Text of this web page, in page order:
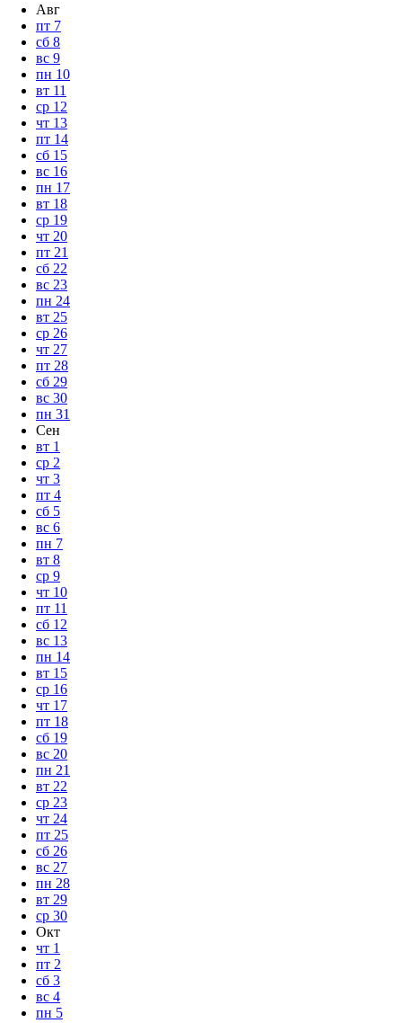
Авг
пт 7
сб 8
вс 9
пн 10
вт 11
ср 12
чт 13
пт 14
сб 15
вс 16
пн 17
вт 18
ср 19
чт 20
пт 21
сб 22
вс 23
пн 24
вт 25
ср 26
чт 27
пт 28
сб 29
вс 30
пн 31
Сен
вт 1
ср 2
чт 3
пт 4
сб 5
вс 6
пн 7
вт 8
ср 9
чт 10
пт 11
сб 12
вс 13
пн 14
вт 15
ср 16
чт 17
пт 18
сб 19
вс 20
пн 21
вт 22
ср 23
чт 24
пт 25
сб 26
вс 27
пн 28
вт 29
ср 30
Окт
чт 1
пт 2
сб 3
вс 4
пн 5